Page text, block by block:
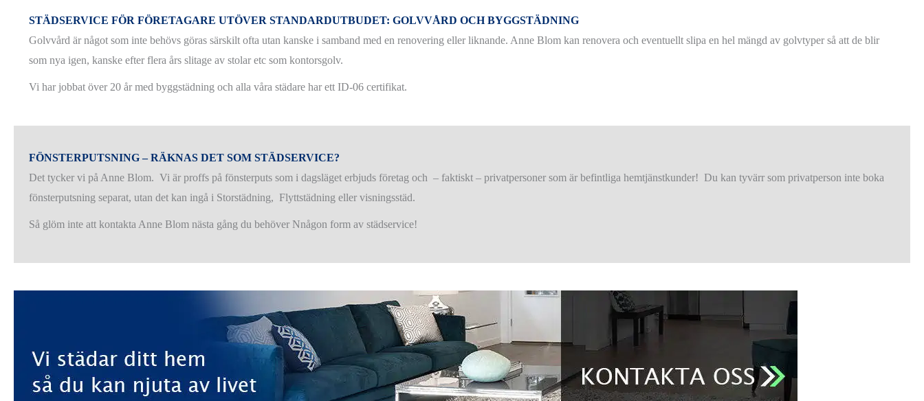
STÄDSERVICE FÖR FÖRETAGARE UTÖVER STANDARDUTBUDET: GOLVVÅRD OCH BYGGSTÄDNING
Golvvård är något som inte behövs göras särskilt ofta utan kanske i samband med en renovering eller liknande. Anne Blom kan renovera och eventuellt slipa en hel mängd av golvtyper så att de blir
som nya igen, kanske efter flera års slitage av stolar etc som kontorsgolv.
Vi har jobbat över 20 år med byggstädning och alla våra städare har ett ID-06 certifikat.
FÖNSTERPUTSNING – RÄKNAS DET SOM STÄDSERVICE?
Det tycker vi på Anne Blom. Vi är proffs på fönsterputs som i dagsläget erbjuds företag och – faktiskt – privatpersoner som är befintliga hemtjänstkunder! Du kan tyvärr som privatperson inte boka
fönsterputsning separat, utan det kan ingå i Storstädning, Flyttstädning eller visningsstäd.
Så glöm inte att kontakta Anne Blom nästa gång du behöver Nnågon form av städservice!